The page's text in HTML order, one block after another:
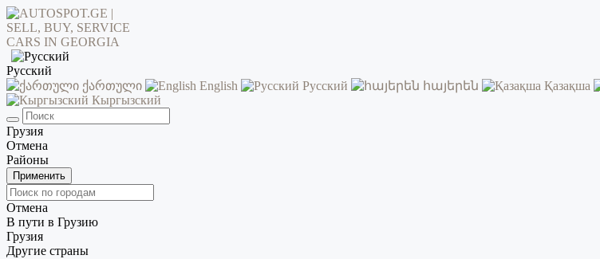
Русский
ქართული
English Русский հայերեն Қазақша
Кыргызский
Грузия
Отмена
Районы
Применить
Отмена
В пути в Грузию
Грузия
Другие страны